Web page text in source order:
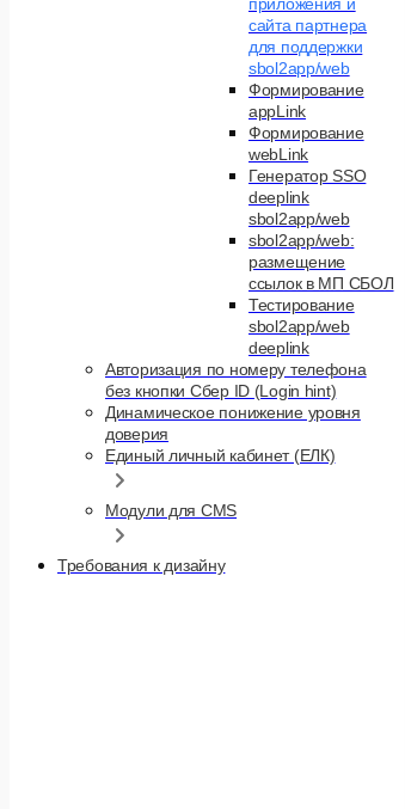
сайта партнера
для поддержки
sbol2app/web
Формирование
appLink
Формирование
webLink
Генератор SSO
deeplink
sbol2app/web
sbol2app/web:
размещение
ссылок в МП СБОЛ
Тестирование
sbol2app/web
deeplink
Авторизация по номеру телефона
без кнопки Сбер ID (Login hint)
Динамическое понижение уровня
доверия
Единый личный кабинет (ЕЛК)
Модули для CMS
Требования к дизайну